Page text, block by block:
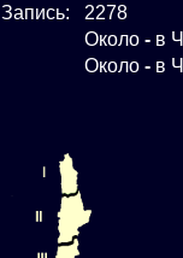
Запись:
2278
Около - в
Около - в